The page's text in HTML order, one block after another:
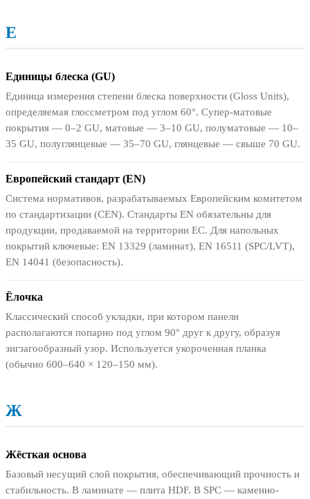
Е
Единицы блеска (GU)
Единица измерения степени блеска поверхности (Gloss Units),
определяемая глоссметром под углом 60°. Супер-матовые
покрытия — 0–2 GU, матовые — 3–10 GU, полуматовые — 10–
35 GU, полуглянцевые — 35–70 GU, глянцевые — свыше 70 GU.
Европейский стандарт (EN)
Система нормативов, разрабатываемых Европейским комитетом
по стандартизации (CEN). Стандарты EN обязательны для
продукции, продаваемой на территории ЕС. Для напольных
покрытий ключевые: EN 13329 (ламинат), EN 16511 (SPC/LVT),
EN 14041 (безопасность).
Ёлочка
Классический способ укладки, при котором панели
располагаются попарно под углом 90° друг к другу, образуя
зигзагообразный узор. Используется укороченная планка
(обычно 600–640 × 120–150 мм).
Ж
Жёсткая основа
Базовый несущий слой покрытия, обеспечивающий прочность и
стабильность. В ламинате — плита HDF. В SPC — каменно-